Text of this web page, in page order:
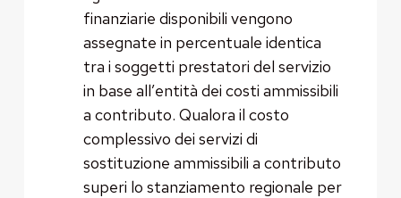
finanziarie disponibili vengono
assegnate in percentuale identica
tra i soggetti prestatori del servizio
in base all’entità dei costi ammissibili
a contributo. Qualora il costo
complessivo dei servizi di
sostituzione ammissibili a contributo
superi lo stanziamento regionale per